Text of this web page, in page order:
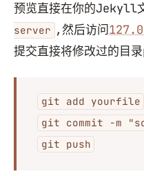
预览直接在你的Jekyll
server ,然后访问
提交直接将修改过的目
git add yourfile
git commit -m
git push